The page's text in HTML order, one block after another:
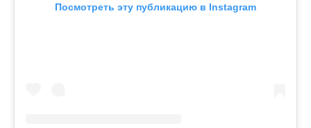
Посмотреть эту публикацию в Instagram